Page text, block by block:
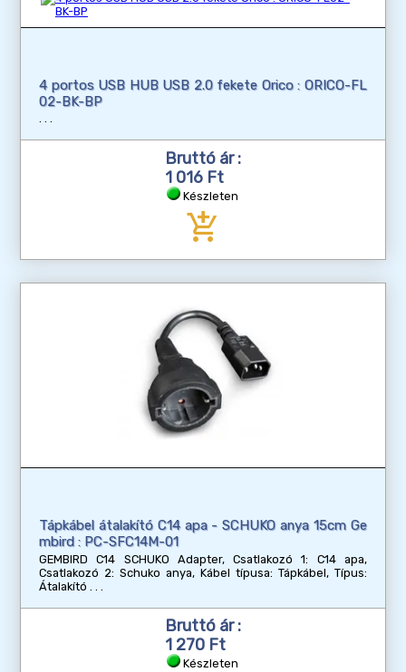
4 portos USB HUB USB 2.0 fekete Orico : ORICO-FL
02-BK-BP
Bruttó ár :
1 016 Ft
Készleten
add_shopping_cart
Tápkábel átalakító C14 apa - SCHUKO anya 15cm Ge
mbird : PC-SFC14M-01
GEMBIRD C14 SCHUKO Adapter, Csatlakozó 1: C14 apa,
Csatlakozó 2: Schuko anya, Kábel típusa: Tápkábel, Típus:
Átalakító
Bruttó ár :
1 270 Ft
Készleten